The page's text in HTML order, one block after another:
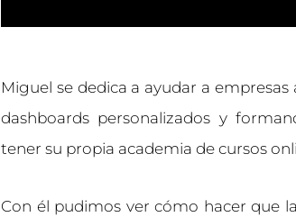
Miguel se dedica a ayudar a
dashboards personalizados y
tener su propia academia de cursos
Con él pudimos ver cómo hacer que